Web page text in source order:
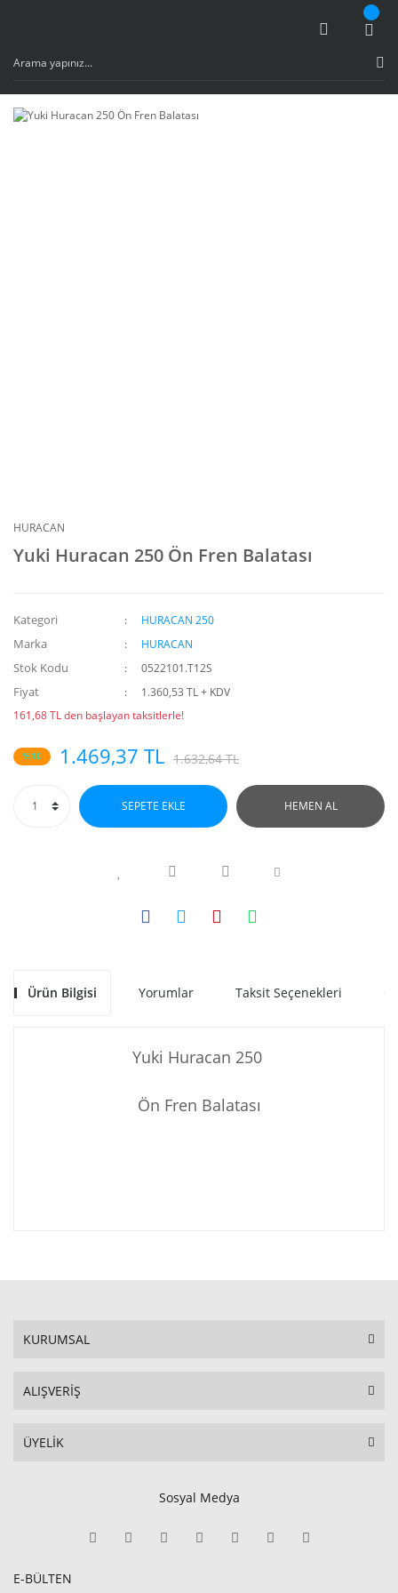
HURACAN
Yuki Huracan 250 Ön Fren Balatası
Kategori HURACAN 250
Marka HURACAN
Stok Kodu 0522101.T12S
Fiyat
1.360,53 TL + KDV
161,68 TL den başlayan taksitlerle!
%10 1.469,37 TL 1.632,64 TL
SEPETE EKLE HEMEN AL
Ürün Bilgisi Yorumlar Taksit Seçenekleri
Yuki Huracan 250
Ön Fren Balatası
KURUMSAL
ALIŞVERİŞ
ÜYELİK
Sosyal Medya
E-BÜLTEN